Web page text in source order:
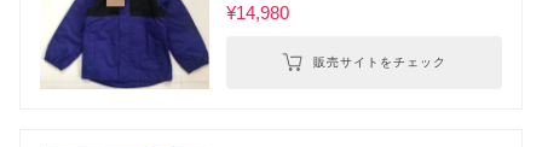
¥14,980
販売サイトをチェック